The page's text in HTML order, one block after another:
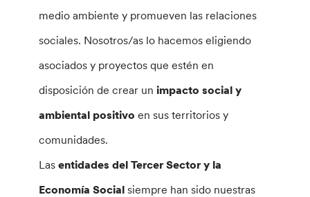
medio ambiente y promueven las relaciones
sociales. Nosotros/as lo hacemos eligiendo
asociados y proyectos que estén en
disposición de crear unimpacto social y
ambiental positivoen sus territorios y
comunidades.
Lasentidades del Tercer Sector y la
Economía Socialsiempre han sido nuestras